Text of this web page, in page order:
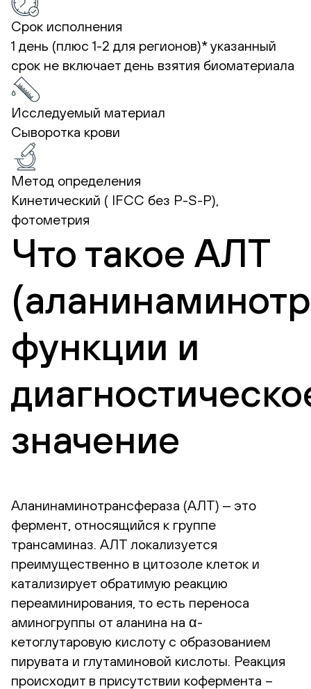
Срок исполнения
1 день (плюс 1-2 для регионов)*указанный
срок не включает день взятия биоматериала
Исследуемый материал
Сыворотка крови
Метод определения
Кинетический ( IFCC без P-S-P),
фотометрия
Что такое АЛТ
функции и
значение
Аланинаминотрансфераза (АЛТ) ‒ это
фермент, относящийся к группе
трансаминаз. АЛТ локализуется
преимущественно в цитозоле клеток и
катализирует обратимую реакцию
переаминирования, то есть переноса
аминогруппы от аланина на α-
кетоглутаровую кислоту с образованием
пирувата и глутаминовой кислоты. Реакция
происходит в присутствии кофермента –